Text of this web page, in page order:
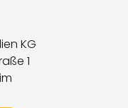
KG
1